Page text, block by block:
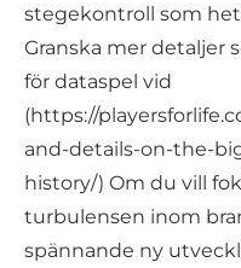
stegekontroll som
Granska mer detaljer
för dataspel vid
(https://
and-details-on-the-
history/) Om du vill
turbulensen inom
spännande ny